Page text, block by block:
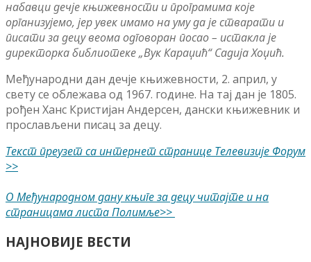
набавци дечје књижевности и програмима које
организујемо, јер увек имамо на уму да је стварати и
писати за децу веома одговоран посао – истакла је
директорка библиотеке „Вук Караџић“ Садија Хоџић.
Међународни дан дечје књижевности, 2. април, у
свету се облежава од 1967. године. На тај дан је 1805.
рођен Ханс Кристијан Андерсен, дански књижевник и
прослављени писац за децу.
Текст преузет са интернет странице Телевизије Форум
>>
О Међународном дану књиге за децу читајте и на
страницама листа Полимље>>
НАЈНОВИЈЕ ВЕСТИ